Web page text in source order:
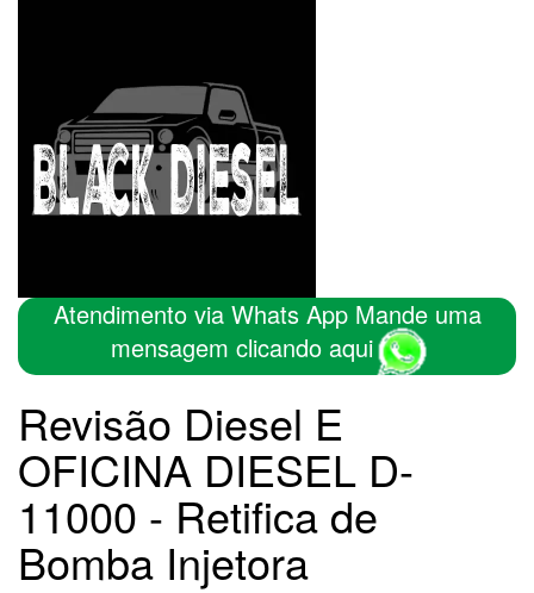
Atendimento via Whats App Mande uma
mensagem clicando aqui
Revisão Diesel E
OFICINA DIESEL D-
11000 - Retifica de
Bomba Injetora